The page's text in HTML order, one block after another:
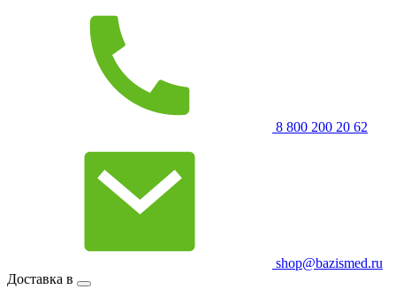
8 800 200 20 62
shop@bazismed.ru
Доставка в